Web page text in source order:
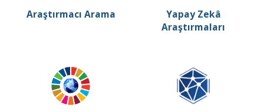
Araştırmacı Arama
Yapay Zekâ
Araştırmaları